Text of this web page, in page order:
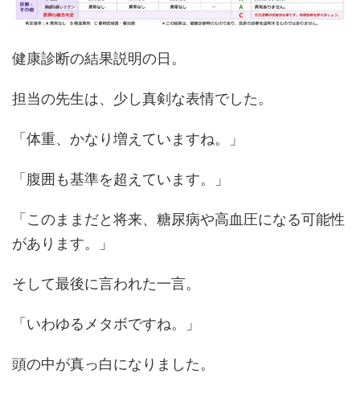
健康診断の結果説明の日。
担当の先生は、少し真剣な表情でした。
「体重、かなり増えていますね。」
「腹囲も基準を超えています。」
「このままだと将来、糖尿病や高血圧になる可能性
があります。」
そして最後に言われた一言。
「いわゆるメタボですね。」
頭の中が真っ白になりました。